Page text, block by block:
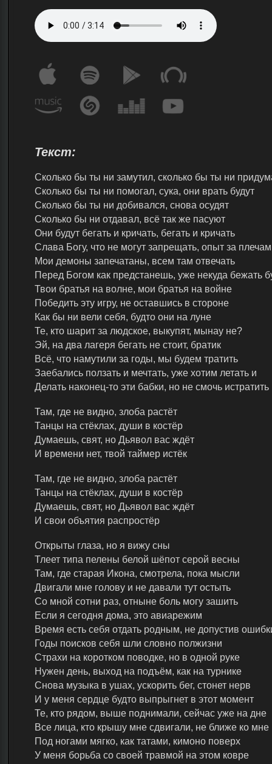
Текст:
Сколько бы ты ни замутил, сколько бы ты ни
Сколько бы ты ни помогал, сука, они врать будут
Сколько бы ты ни добивался, снова осудят
Сколько бы ни отдавал, всё так же пасуют
Они будут бегать и кричать, бегать и кричать
Слава Богу, что не могут запрещать, опыт за
Мои демоны запечатаны, всем там отвечать
Перед Богом как предстанешь, уже некуда бежать
Твои братья на волне, мои братья на войне
Победить эту игру, не оставшись в стороне
Как бы ни вели себя, будто они на луне
Те, кто шарит за людское, выкупят, мынау не?
Эй, на два лагеря бегать не стоит, братик
Всё, что намутили за годы, мы будем тратить
Заебались ползать и мечтать, уже хотим летать и
Делать наконец-то эти бабки, но не смочь истратить
Там, где не видно, злоба растёт
Танцы на стёклах, души в костёр
Думаешь, свят, но Дьявол вас ждёт
И времени нет, твой таймер истёк
Там, где не видно, злоба растёт
Танцы на стёклах, души в костёр
Думаешь, свят, но Дьявол вас ждёт
И свои объятия распростёр
Открыты глаза, но я вижу сны
Тлеет типа пелены белой шёпот серой весны
Там, где старая Икона, смотрела, пока мысли
Двигали мне голову и не давали тут остыть
Со мной сотни раз, отныне боль могу зашить
Если я сегодня дома, это авиарежим
Время есть себя отдать родным, не допустив
Годы поисков себя шли словно полжизни
Страхи на коротком поводке, но в одной руке
Нужен день, выход на подъём, как на турнике
Снова музыка в ушах, ускорить бег, стонет нерв
И у меня сердце будто выпрыгнет в этот момент
Те, кто рядом, выше поднимали, сейчас уже на дне
Все лица, кто крышу мне сдвигали, не ближе ко мне
Под ногами мягко, как татами, кимоно поверх
У меня борьба со своей травмой на этом ковре